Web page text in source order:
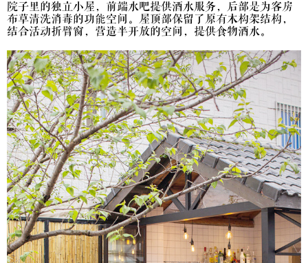
院子里的独立小屋，前端水吧提供酒水服务，后部是为客房
布草清洗消毒的功能空间。屋顶部保留了原有木构架结构，
结合活动折臂窗，营造半开放的空间，提供食物酒水。